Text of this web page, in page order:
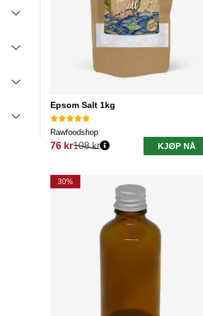
Epsom Salt 1kg
Rawfoodshop
76 kr
Vanlig pris:
108 kr KJØP NÅ
30%